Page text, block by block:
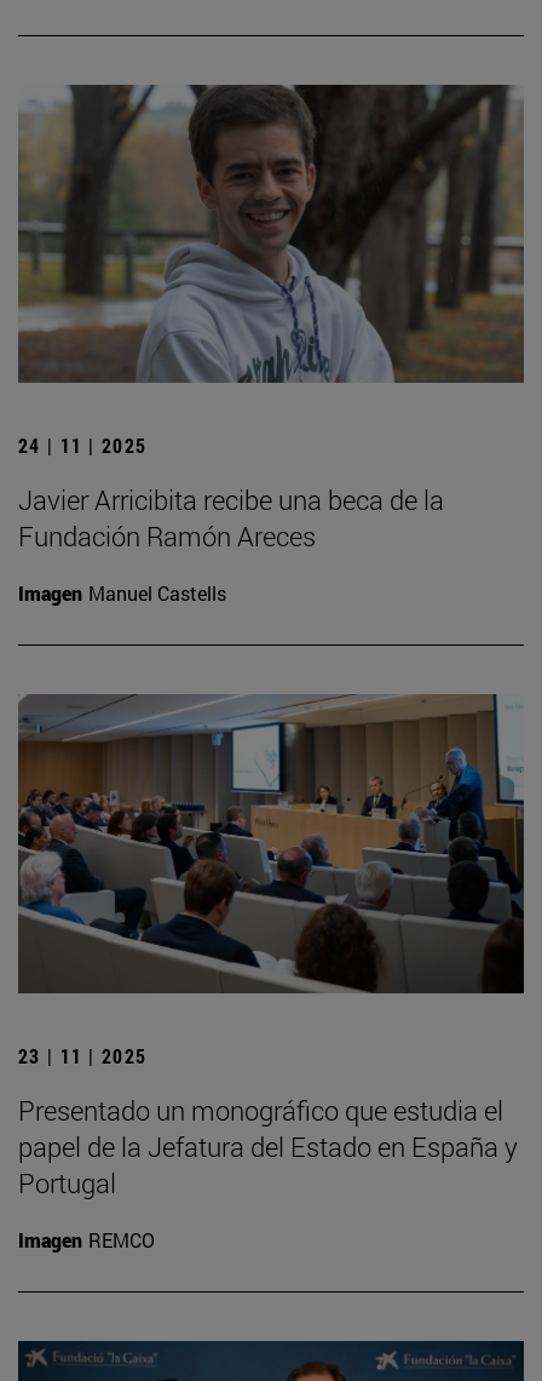
24 | 11 | 2025
Javier Arricibita recibe una beca de la
Fundación Ramón Areces
Imagen Manuel Castells
23 | 11 | 2025
Presentado un monográfico que estudia el
papel de la Jefatura del Estado en España y
Portugal
Imagen REMCO